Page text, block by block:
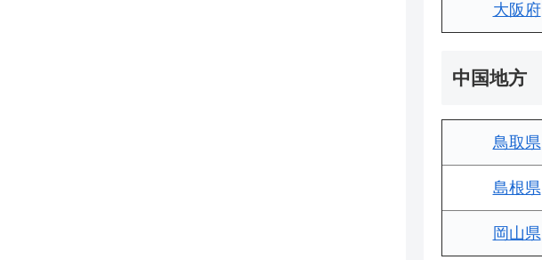
大阪府
中国地方
鳥取県
島根県
岡山県